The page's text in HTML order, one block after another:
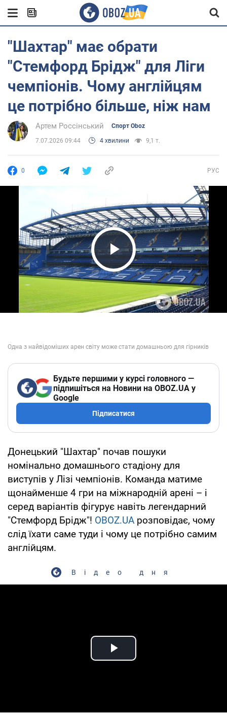
"Шахтар" має обрати
"Стемфорд Брідж" для Ліги
чемпіонів. Чому англійцям
це потрібно більше, ніж нам
Артем Россінський Спорт Oboz
7.07.2026 09:44 4 хвилини 9,1 т.
0 РУС
Play Video
Будьте першими у курсі головного —
підпишіться на Новини на OBOZ.UA у
Google
Підписатися
Донецький "Шахтар" почав пошуки
номінально домашнього стадіону для
виступів у Лізі чемпіонів. Команда матиме
щонайменше 4 гри на міжнародній арені – і
серед варіантів фігурує навіть легендарний
"Стемфорд Брідж"! OBOZ.UA розповідає, чому
слід їхати саме туди і чому це потрібно самим
англійцям.
Відео дня
Play Video